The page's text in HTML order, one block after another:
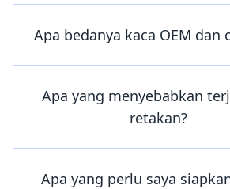
Apa bedanya kaca OEM dan
Apa yang menyebabkan
retakan?
Apa yang perlu saya